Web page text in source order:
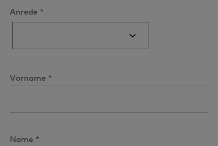
Anrede *
Vorname *
Name *